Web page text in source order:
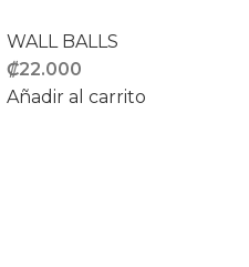
WALL BALLS
₡22.000
Añadir al carrito